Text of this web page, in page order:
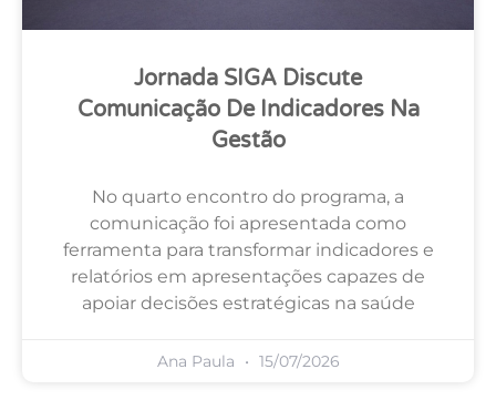
Jornada SIGA Discute
Comunicação De Indicadores Na
Gestão
No quarto encontro do programa, a
comunicação foi apresentada como
ferramenta para transformar indicadores e
relatórios em apresentações capazes de
apoiar decisões estratégicas na saúde
Ana Paula 15/07/2026